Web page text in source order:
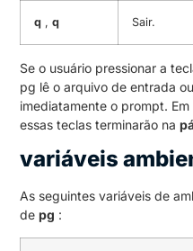
q ,q Sair.
Se o usuário pressionar a
pg lê o arquivo de entrada
imediatamente o prompt.
essas teclas terminarão na
variáveis
As seguintes variáveis ​​de
depg :